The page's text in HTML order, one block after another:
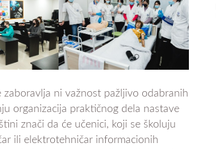
zaboravlja ni važnost pažljivo odabranih
organizacija praktičnog dela nastave
znači da će učenici, koji se školuju
ili elektrotehničar informacionih